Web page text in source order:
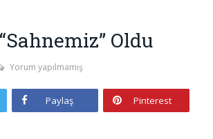
Oldu
Yorum yapılmamış
Paylaş Pinterest